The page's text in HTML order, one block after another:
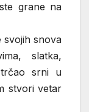
grane na
svojih snova
slatka,
trčao srni u
stvori vetar